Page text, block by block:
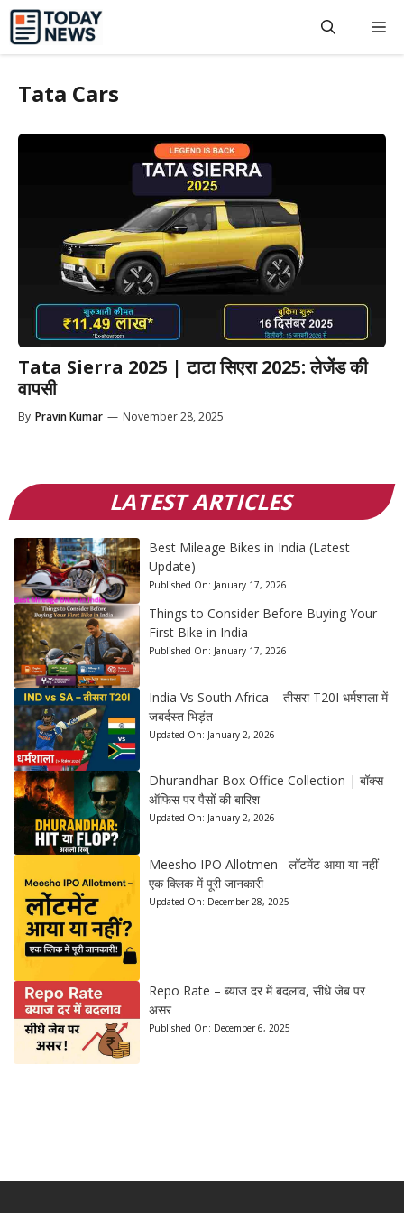
Skip
content
Tata Cars
Tata Sierra 2025 | टाटा सिएरा 2025: लेजेंड की
वापसी
By Pravin Kumar — November 28, 2025
LATEST ARTICLES
Best Mileage Bikes in India (Latest
Update)
Published On: January 17, 2026
Things to Consider Before Buying Your
First Bike in India
Published On: January 17, 2026
India Vs South Africa – तीसरा T20I धर्मशाला में
जबर्दस्त भिड़ंत
Updated On: January 2, 2026
Dhurandhar Box Office Collection | बॉक्स
ऑफिस पर पैसों की बारिश
Updated On: January 2, 2026
Meesho IPO Allotmen –लॉटमेंट आया या नहीं
एक क्लिक में पूरी जानकारी
Updated On: December 28, 2025
Repo Rate – ब्याज दर में बदलाव, सीधे जेब पर
असर
Published On: December 6, 2025